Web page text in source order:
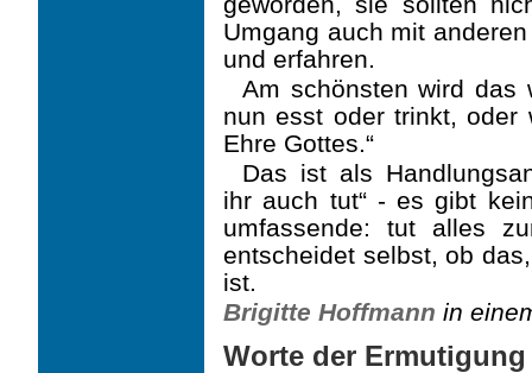
Umgang auch mit
und erfahren.
Am schönsten wird das
nun esst oder trinkt,
Ehre Gottes.“
Das ist als
ihr auch tut“ - es gibt
umfassende: tut alles
entscheidet selbst, ob
ist.
Brigitte Hoffmann in
Worte der Ermutigung